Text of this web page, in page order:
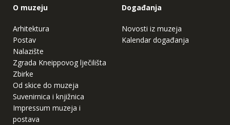
O muzeju
Arhitektura
Postav
Nalazište
Zgrada Kneippovog lječilišta
Zbirke
Od skice do muzeja
Suvenirnica i knjižnica
Impressum muzeja i
postava
Događanja
Novosti iz muzeja
Kalendar događanja